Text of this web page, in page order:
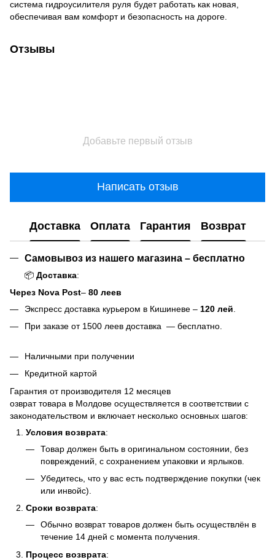
система гидроусилителя руля будет работать как новая,
обеспечивая вам комфорт и безопасность на дороге.
Отзывы
Добавьте первый отзыв
Написать отзыв
Доставка Оплата Гарантия Возврат
Самовывоз из нашего магазина – бесплатно
📦 Доставка:
Через Nova Post– 80 леев
Экспресс доставка курьером в Кишиневе – 120 лей
При заказе от 1500 леев доставка — бесплатно.
Наличными при получении
Кредитной картой
Гарантия от производителя 12 месяцев
озврат товара в Молдове осуществляется в соответствии с
законодательством и включает несколько основных шагов:
Условия возврата:
Товар должен быть в оригинальном состоянии, без
повреждений, с сохранением упаковки и ярлыков.
Убедитесь, что у вас есть подтверждение покупки (чек
или инвойс).
Сроки возврата:
Обычно возврат товаров должен быть осуществлён в
течение 14 дней с момента получения.
Процесс возврата: